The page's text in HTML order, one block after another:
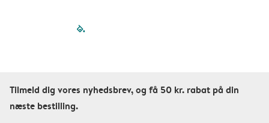
filled-pagination
Tilmeld dig vores nyhedsbrev, og få 50 kr. rabat på din
næste bestilling.